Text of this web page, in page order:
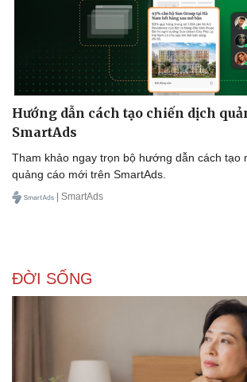
Di sản
Hướng dẫn cách tạo chiến dịch
SmartAds
Tham khảo ngay trọn bộ hướng dẫn cách tạo
quảng cáo mới trên SmartAds.
| SmartAds
ĐỜI SỐNG